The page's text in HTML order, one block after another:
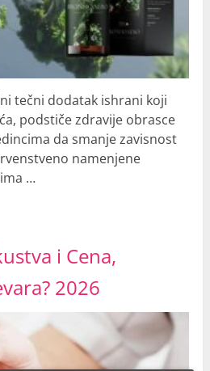
tečni dodatak ishrani koji
podstiče zdravije obrasce
da smanje zavisnost
namenjene
…
i Cena,
2026